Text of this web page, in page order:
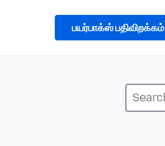
பயர்பாக்ஸ் பதிவிறக்கம்